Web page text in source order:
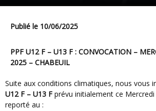
Publié le 10/06/2025
PPF U12 F – U13 F : CONVOCATION – MERCREDI 11 JUIN
2025 – CHABEUIL
Suite aux conditions climatiques, nous vous
U12 F – U13 F prévu initialement ce Mercredi
reporté au :